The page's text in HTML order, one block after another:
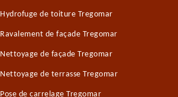
Hydrofuge de toiture Tregomar
Ravalement de façade Tregomar
Nettoyage de façade Tregomar
Nettoyage de terrasse Tregomar
Pose de carrelage Tregomar